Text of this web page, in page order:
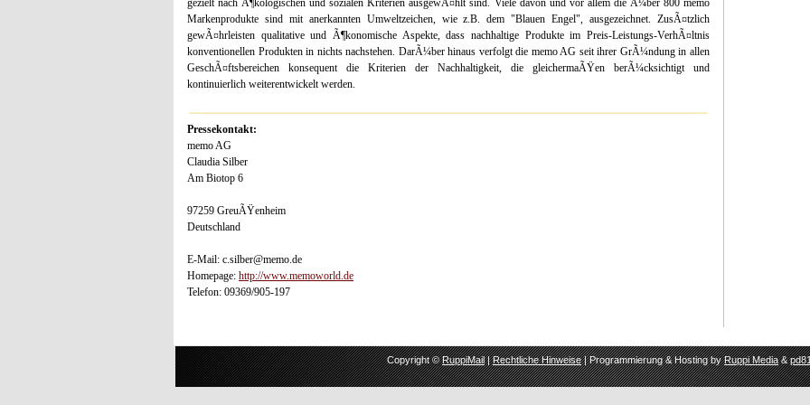
Markenprodukte sind mit anerkannten Umweltzeichen, wie z.B. dem "Blauen Engel", ausgezeichnet. ZusÃ¤tzlich
gewÃ¤hrleisten qualitative und Ã¶konomische Aspekte, dass nachhaltige Produkte im Preis-Leistungs-VerhÃ¤ltnis
konventionellen Produkten in nichts nachstehen. DarÃ¼ber hinaus verfolgt die memo AG seit ihrer GrÃ¼ndung in allen
GeschÃ¤ftsbereichen konsequent die Kriterien der Nachhaltigkeit, die gleichermaÃŸen berÃ¼cksichtigt und
kontinuierlich weiterentwickelt werden.
Pressekontakt:
memo AG
Claudia Silber
Am Biotop 6
97259 GreuÃŸenheim
Deutschland
E-Mail: c.silber@memo.de
Homepage: http://www.memoworld.de
Telefon: 09369/905-197
Copyright ©RuppiMail|Rechtliche Hinweise| Programmierung & Hosting byRuppi Media&